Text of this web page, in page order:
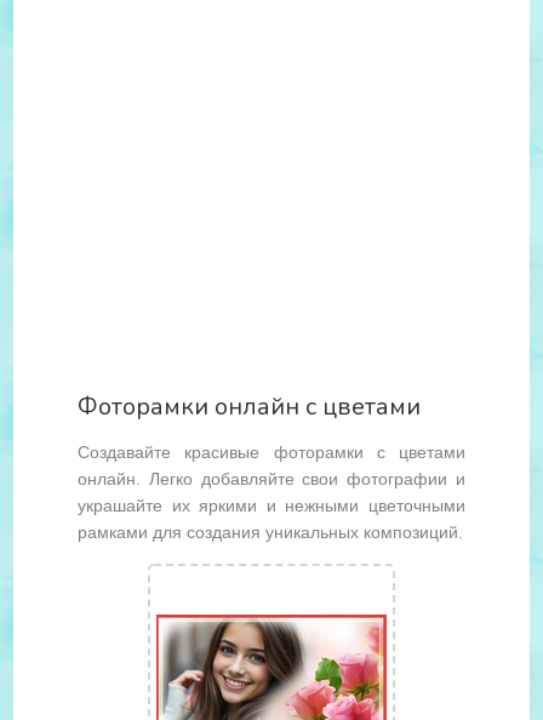
Фоторамки онлайн с цветами
Создавайте красивые фоторамки с цветами
онлайн. Легко добавляйте свои фотографии и
украшайте их яркими и нежными цветочными
рамками для создания уникальных композиций.